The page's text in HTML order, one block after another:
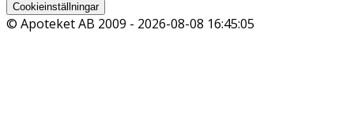
Cookieinställningar
© Apoteket AB 2009 - 2026-08-08 16:45:05